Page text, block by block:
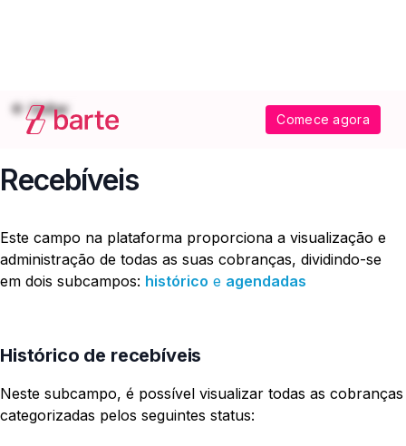
Comece agora
Voltar
Recebíveis
Este campo na plataforma proporciona a visualização e
administração de todas as suas cobranças, dividindo-se
em dois subcampos: histórico e agendadas
Histórico de recebíveis
Neste subcampo, é possível visualizar todas as cobranças
categorizadas pelos seguintes status: